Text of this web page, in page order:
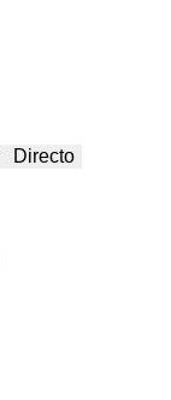
Directo